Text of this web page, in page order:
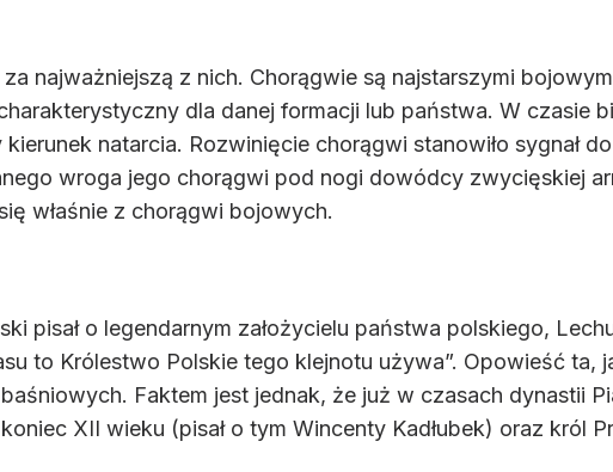
najważniejszą z nich. Chorągwie są najstarszymi
dla danej formacji lub państwa. W czasie
natarcia. Rozwinięcie chorągwi stanowiło sygnał
wroga jego chorągwi pod nogi dowódcy zwycięskiej
właśnie z chorągwi bojowych.
pisał o legendarnym założycielu państwa polskiego,
to Królestwo Polskie tego klejnotu używa”. Opowieść ta,
Faktem jest jednak, że już w czasach dynastii
XII wieku (pisał o tym Wincenty Kadłubek) oraz król